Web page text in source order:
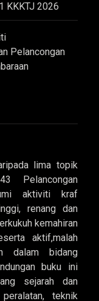
KKKTJ 2026
Pelancongan
lima topik
Pelancongan
aktiviti kraf
renang dan
kemahiran
aktif,malah
dalam bidang
buku ini
sejarah dan
teknik